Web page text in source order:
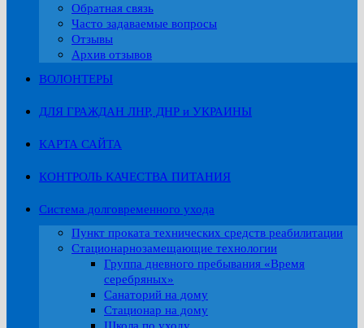
Обратная связь
Часто задаваемые вопросы
Отзывы
Архив отзывов
ВОЛОНТЕРЫ
ДЛЯ ГРАЖДАН ЛНР, ДНР и УКРАИНЫ
КАРТА САЙТА
КОНТРОЛЬ КАЧЕСТВА ПИТАНИЯ
Система долговременного ухода
Пункт проката технических средств реабилитации
Стационарнозамещающие технологии
Группа дневного пребывания «Время
серебряных»
Санаторий на дому
Стационар на дому